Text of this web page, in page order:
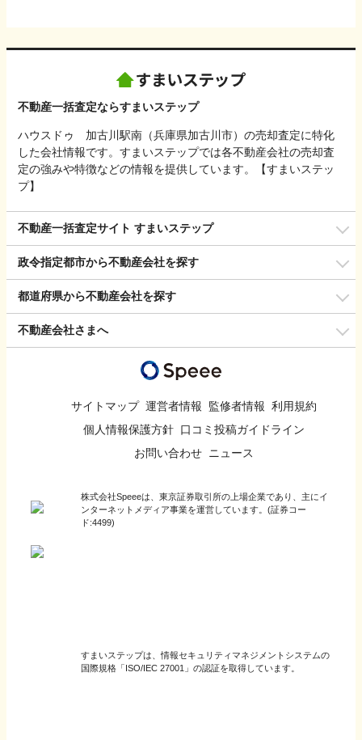
不動産一括査定ならすまいステップ
ハウスドゥ 加古川駅南（兵庫県加古川市）の売却査定に特化
した会社情報です。すまいステップでは各不動産会社の売却査
定の強みや特徴などの情報を提供しています。【すまいステッ
プ】
不動産一括査定サイト すまいステップ
政令指定都市から不動産会社を探す
都道府県から不動産会社を探す
不動産会社さまへ
サイトマップ 運営者情報 監修者情報 利用規約
個人情報保護方針 口コミ投稿ガイドライン
お問い合わせ ニュース
株式会社Speeeは、東京証券取引所の上場企業であり、主にイ
ンターネットメディア事業を運営しています。(証券コー
ド:4499)
すまいステップは、情報セキュリティマネジメントシステムの
国際規格「ISO/IEC 27001」の認証を取得しています。